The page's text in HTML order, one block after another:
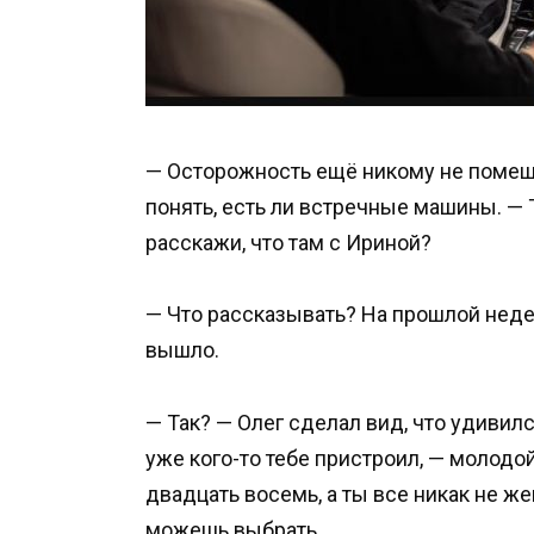
— Осторожность ещё никому не
понять, есть ли встречные машины.
расскажи, что там с Ириной?
— Что рассказывать? На прошлой
вышло.
— Так? — Олег сделал вид, что
уже кого-то тебе пристроил, —
двадцать восемь, а ты все никак не